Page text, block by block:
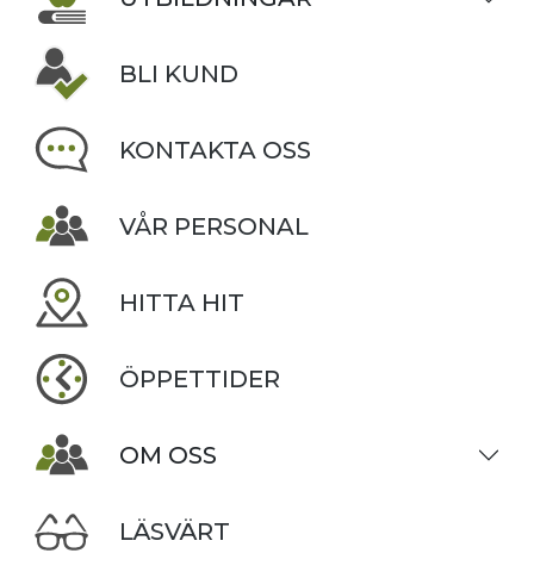
BLI KUND
KONTAKTA OSS
VÅR PERSONAL
HITTA HIT
ÖPPETTIDER
OM OSS
LÄSVÄRT